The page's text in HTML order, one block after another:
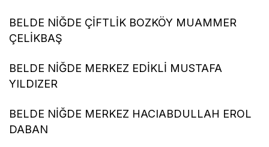
BELDE NİĞDE ÇİFTLİK BOZKÖY MUAMMER
ÇELİKBAŞ
BELDE NİĞDE MERKEZ EDİKLİ MUSTAFA
YILDIZER
BELDE NİĞDE MERKEZ HACIABDULLAH EROL
DABAN